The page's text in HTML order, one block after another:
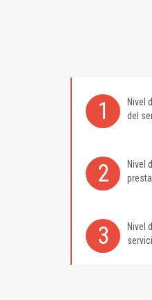
1 Nivel
del
2 Nivel
3 Nivel